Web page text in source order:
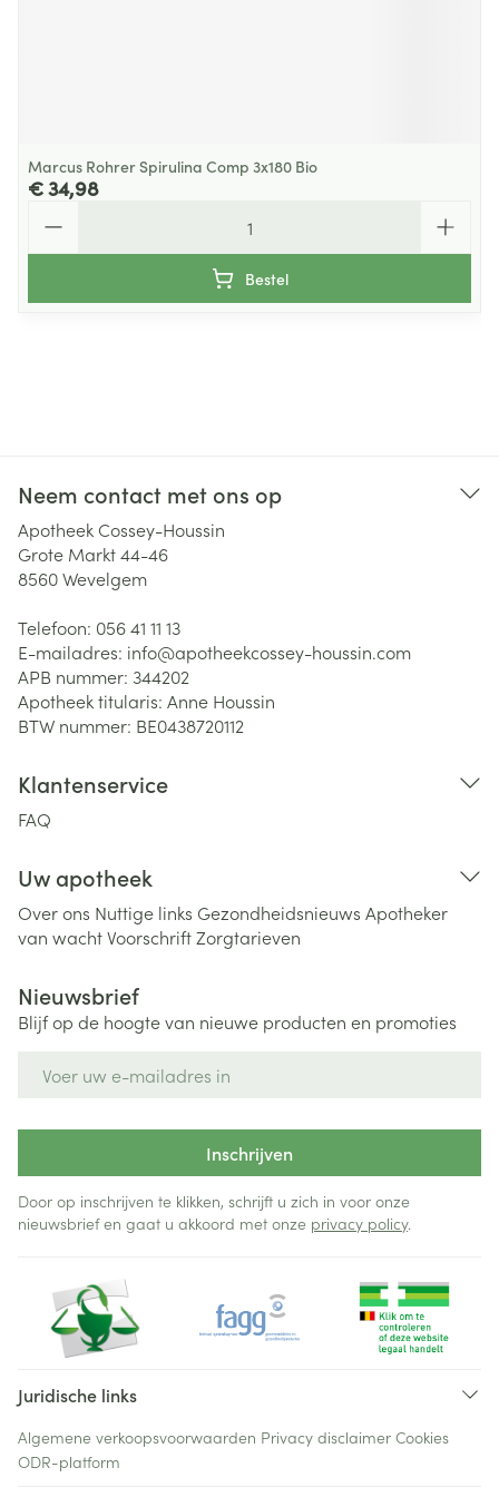
Marcus Rohrer Spirulina Comp 3x180 Bio
€ 34,98
Bestel
Neem contact met ons op
Apotheek Cossey-Houssin
Grote Markt 44-46
8560Wevelgem
Telefoon: 056 41 11 13
E-mailadres: info@apotheekcossey-houssin.com
APB nummer: 344202
Apotheek titularis: Anne Houssin
BTW nummer: BE0438720112
Klantenservice
FAQ
Uw apotheek
Over ons Nuttige links Gezondheidsnieuws Apotheker
van wachtVoorschriftZorgtarieven
Nieuwsbrief
Blijf op de hoogte van nieuwe producten en promoties
Inschrijven
Door op inschrijven te klikken, schrijft u zich in voor onze
nieuwsbrief en gaat u akkoord met onze privacy policy.
Juridische links
Algemene verkoopsvoorwaarden Privacy disclaimer Cookies
ODR-platform